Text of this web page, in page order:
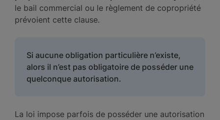
le bail commercial ou le règlement de copropriété
prévoient cette clause.
Si aucune obligation particulière n’existe,
alors il n’est pas obligatoire de posséder une
quelconque autorisation.
La loi impose parfois de posséder une autorisation